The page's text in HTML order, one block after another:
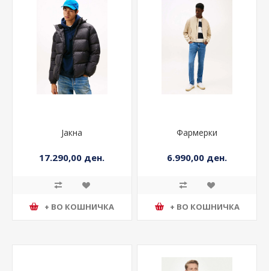
Јакна
17.290,00 ден.
+ ВО КОШНИЧКА
Фармерки
6.990,00 ден.
+ ВО КОШНИЧКА